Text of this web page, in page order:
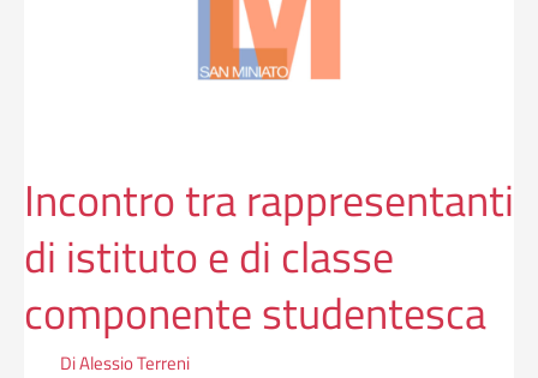
Incontro tra rappresentanti
di istituto e di classe
componente studentesca
DiAlessio Terreni